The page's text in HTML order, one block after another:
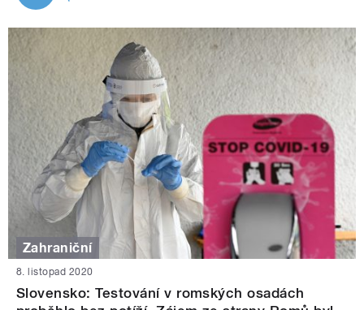
Zahraniční
8. listopad 2020
Slovensko: Testování v romských osadách